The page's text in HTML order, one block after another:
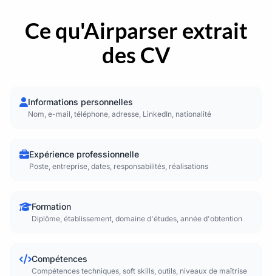
Ce qu'Airparser extrait
des CV
Informations personnelles
Nom, e-mail, téléphone, adresse, LinkedIn, nationalité
Expérience professionnelle
Poste, entreprise, dates, responsabilités, réalisations
Formation
Diplôme, établissement, domaine d'études, année d'obtention
Compétences
Compétences techniques, soft skills, outils, niveaux de maîtrise